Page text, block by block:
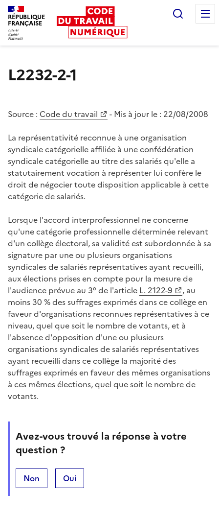
RÉPUBLIQUE
FRANÇAISE
L2232-2-1
Source : Code du travail - Mis à jour le : 22/08/2008
La représentativité reconnue à une organisation
syndicale catégorielle affiliée à une confédération
syndicale catégorielle au titre des salariés qu'elle a
statutairement vocation à représenter lui confère le
droit de négocier toute disposition applicable à cette
catégorie de salariés.
Lorsque l'accord interprofessionnel ne concerne
qu'une catégorie professionnelle déterminée relevant
d'un collège électoral, sa validité est subordonnée à sa
signature par une ou plusieurs organisations
syndicales de salariés représentatives ayant recueilli,
aux élections prises en compte pour la mesure de
l'audience prévue au 3° de l'article L. 2122-9
, au
moins 30 % des suffrages exprimés dans ce collège en
faveur d'organisations reconnues représentatives à ce
niveau, quel que soit le nombre de votants, et à
l'absence d'opposition d'une ou plusieurs
organisations syndicales de salariés représentatives
ayant recueilli dans ce collège la majorité des
suffrages exprimés en faveur des mêmes organisations
à ces mêmes élections, quel que soit le nombre de
votants.
Avez-vous trouvé la réponse à votre
question ?
Non Oui